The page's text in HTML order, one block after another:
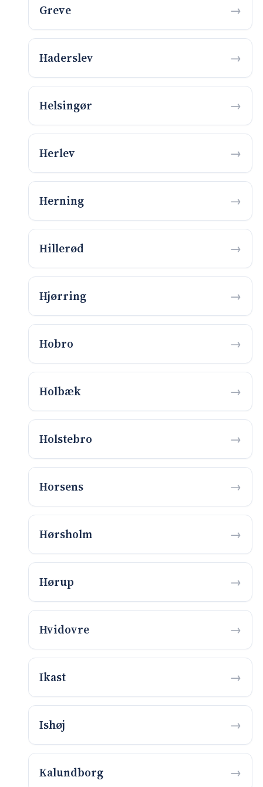
Greve
Haderslev
Helsingør
Herlev
Herning
Hillerød
Hjørring
Hobro
Holbæk
Holstebro
Horsens
Hørsholm
Hørup
Hvidovre
Ikast
Ishøj
Kalundborg